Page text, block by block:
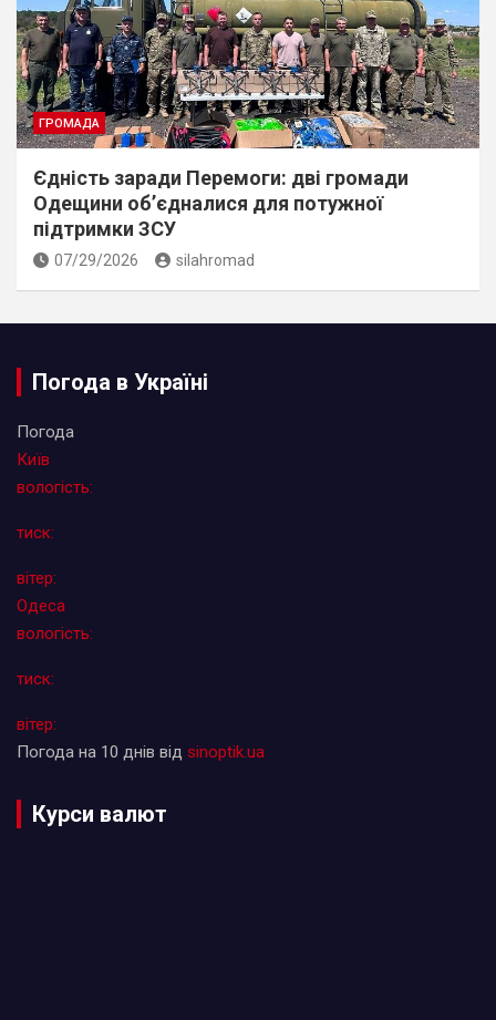
ГРОМАДА
Єдність заради Перемоги: дві громади
Одещини об’єдналися для потужної
підтримки ЗСУ
07/29/2026 silahromad
Погода в Україні
Погода
Київ
вологість:
тиск:
вітер:
Одеса
вологість:
тиск:
вітер:
Погода на 10 днів від sinoptik.ua
Курси валют